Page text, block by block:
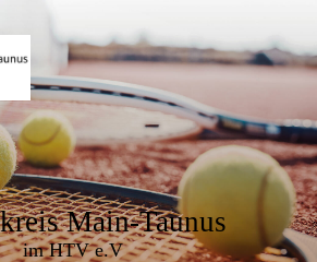
Main-Taunus
im HTV e.V